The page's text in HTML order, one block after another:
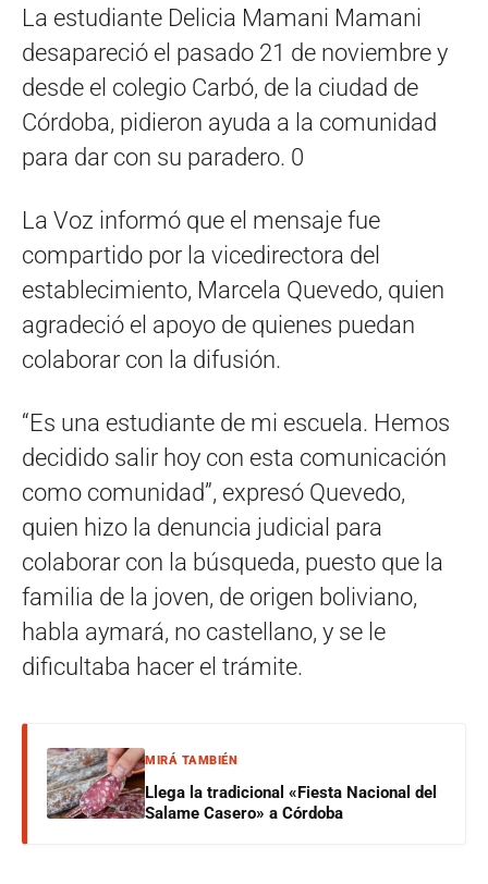
La estudiante Delicia Mamani Mamani
desapareció el pasado 21 de noviembre y
desde el colegio Carbó, de la ciudad de
Córdoba, pidieron ayuda a la comunidad
para dar con su paradero. 0
La Voz informó que el mensaje fue
compartido por la vicedirectora del
establecimiento, Marcela Quevedo, quien
agradeció el apoyo de quienes puedan
colaborar con la difusión.
“Es una estudiante de mi escuela. Hemos
decidido salir hoy con esta comunicación
como comunidad”, expresó Quevedo,
quien hizo la denuncia judicial para
colaborar con la búsqueda, puesto que la
familia de la joven, de origen boliviano,
habla aymará, no castellano, y se le
dificultaba hacer el trámite.
MIRÁ TAMBIÉN
Llega la tradicional «Fiesta Nacional del
Salame Casero» a Córdoba